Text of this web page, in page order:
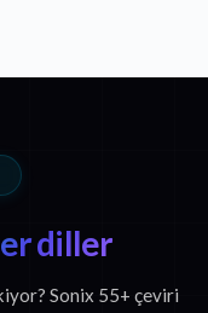
diller
Sonix 55+ çeviri